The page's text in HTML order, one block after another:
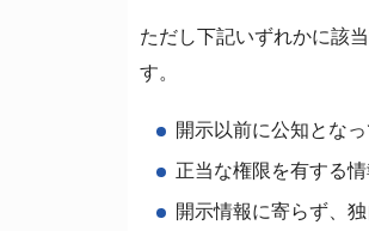
ただし下記いずれかに該
す。
開示以前に公知とな
正当な権限を有する
開示情報に寄らず、